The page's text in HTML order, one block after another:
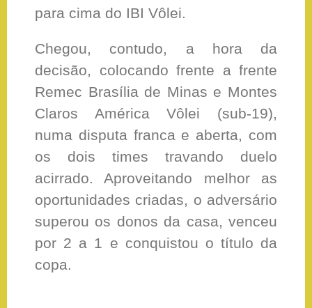
para cima do IBI Vôlei.
Chegou, contudo, a hora da
decisão, colocando frente a frente
Remec Brasília de Minas e Montes
Claros América Vôlei (sub-19),
numa disputa franca e aberta, com
os dois times travando duelo
acirrado. Aproveitando melhor as
oportunidades criadas, o adversário
superou os donos da casa, venceu
por 2 a 1 e conquistou o título da
copa.